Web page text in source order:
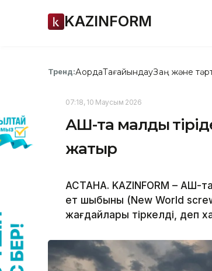
KAZINFORM
Тренд:АқордаТағайындауЗаң және
07:18, 10 Маусым 2026
АҚШ-та малды
жатыр
АСТАНА. KAZINFORM – АҚШ-
ет шыбыны (New World
жағдайлары тіркелді, деп